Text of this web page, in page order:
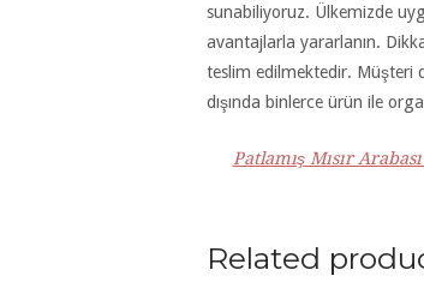
sunabiliyoruz. Ülkemizde
avantajlarla yararlanın.
teslim edilmektedir. Müşteri
dışında binlerce ürün ile
Patlamış Mısır
Related